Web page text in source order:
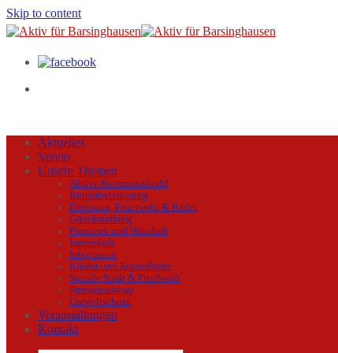
Skip to content
Aktuelles
Verein
Unsere Themen
Aktive Kommunalwahl
Bürgerbeteiligung
Ehrenamt, Feuerwehr & Bäder
Gleichstellung
Finanzen und Haushalt
Innenstadt
Integration
Kinder und Jugendliche
Soziale Stadt & Friedwald
Strassenausbau
Umweltschutz
Veranstaltungen
Kontakt